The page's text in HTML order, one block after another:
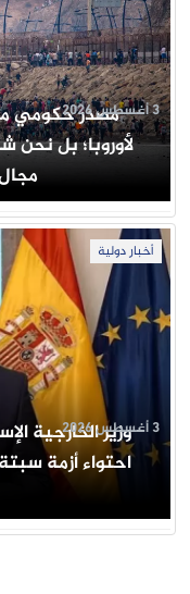
مصدر حكومي
لأوروبا؛ بل نحن
3 أغسطس 2026
أخبار دولية
وزير الخارجية
احتواء أزمة
3 أغسطس 2026